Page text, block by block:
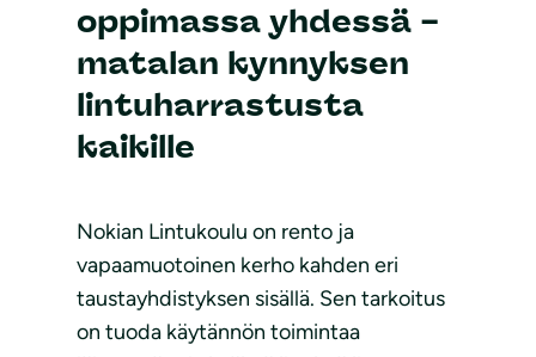
oppimassa yhdessä –
matalan kynnyksen
lintuharrastusta
kaikille
Nokian Lintukoulu on rento ja
vapaamuotoinen kerho kahden eri
taustayhdistyksen sisällä. Sen tarkoitus
on tuoda käytännön toimintaa